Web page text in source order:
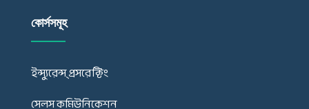
কোর্সসমূহ
ইন্স্যুরেন্স্ প্রসরেক্টিং
সেলস কমিউনিকেশন